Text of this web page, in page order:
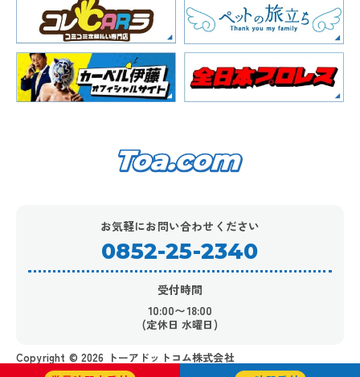
お気軽にお問い合わせください
0852-25-2340
受付時間
10:00〜18:00
(定休日 水曜日)
Copyright ©︎ 2026 トーアドットコム株式会社